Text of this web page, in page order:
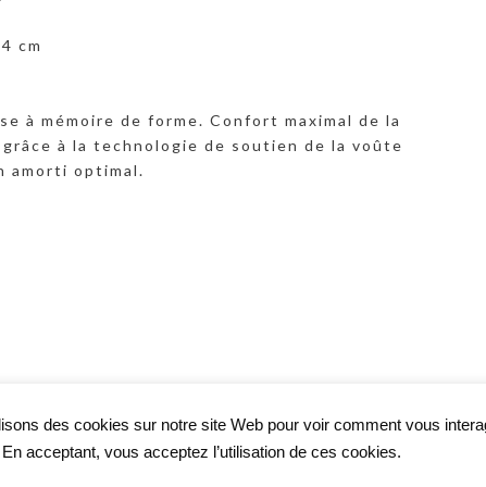
cm
à mémoire de forme. Confort maximal de la
à la technologie de soutien de la voûte
amorti optimal.
des cookies sur notre site Web pour voir comment vous
acceptant, vous acceptez l’utilisation de ces cookies.